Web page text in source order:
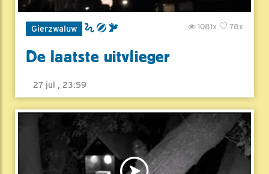
Gierzwaluw 78x
1081x
De laatste uitvlieger
27 jul , 23:59